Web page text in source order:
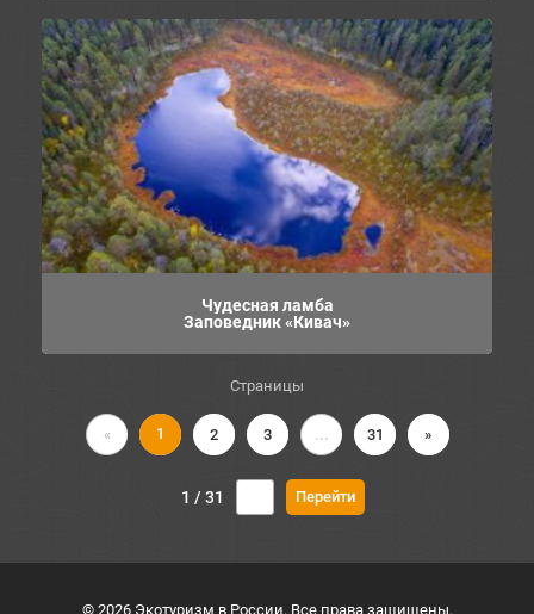
Чудесная ламба
Заповедник «Кивач»
Страницы
« 1 2 3 ... 31 »
1 / 31
© 2026 Экотуризм в России. Все права защищены.